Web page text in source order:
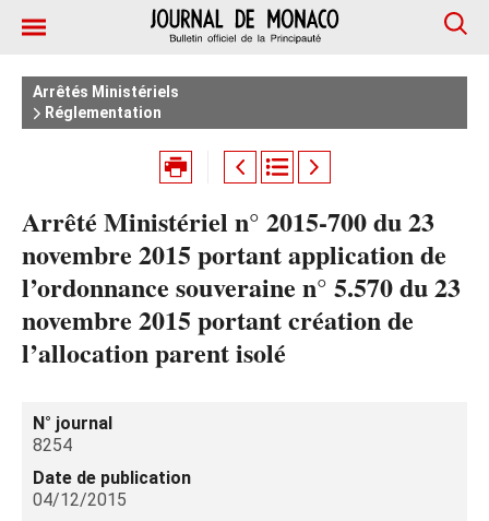
Arrêtés Ministériels
Réglementation
Arrêté Ministériel n° 2015-700 du 23
novembre 2015 portant application de
l’ordonnance souveraine n° 5.570 du 23
novembre 2015 portant création de
l’allocation parent isolé
N° journal
8254
Date de publication
04/12/2015